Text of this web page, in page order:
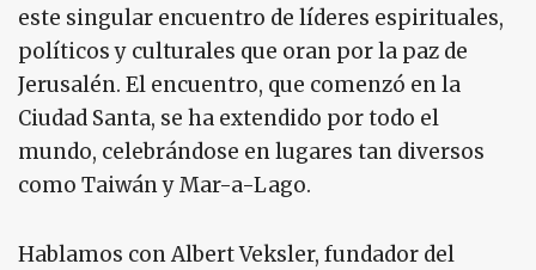
este singular encuentro de líderes espirituales,
políticos y culturales que oran por la paz de
Jerusalén. El encuentro, que comenzó en la
Ciudad Santa, se ha extendido por todo el
mundo, celebrándose en lugares tan diversos
como Taiwán y Mar-a-Lago.
Hablamos con Albert Veksler, fundador del